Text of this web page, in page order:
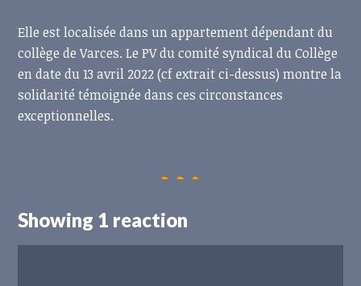
Elle est localisée dans un appartement dépendant du
collège de Varces. Le PV du comité syndical du Collège
en date du 13 avril 2022 (cf extrait ci-dessus) montre la
solidarité témoignée dans ces circonstances
exceptionnelles.
Showing 1 reaction